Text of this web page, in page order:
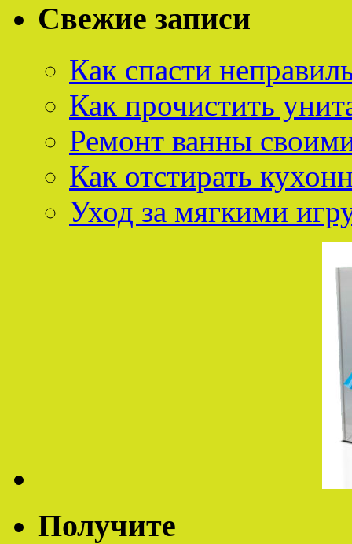
Свежие записи
Как спасти
Как прочистить
Ремонт ванны
Как отстирать
Уход за мягкими
Получите